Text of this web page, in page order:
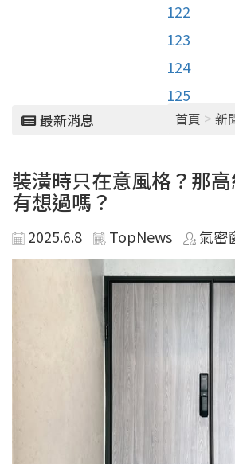
122
123
124
125
最新消息 首頁 > 新
裝潢時只在意風格？那
有想過嗎？
2025.6.8 TopNews 氣密